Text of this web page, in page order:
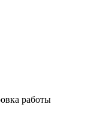
работы